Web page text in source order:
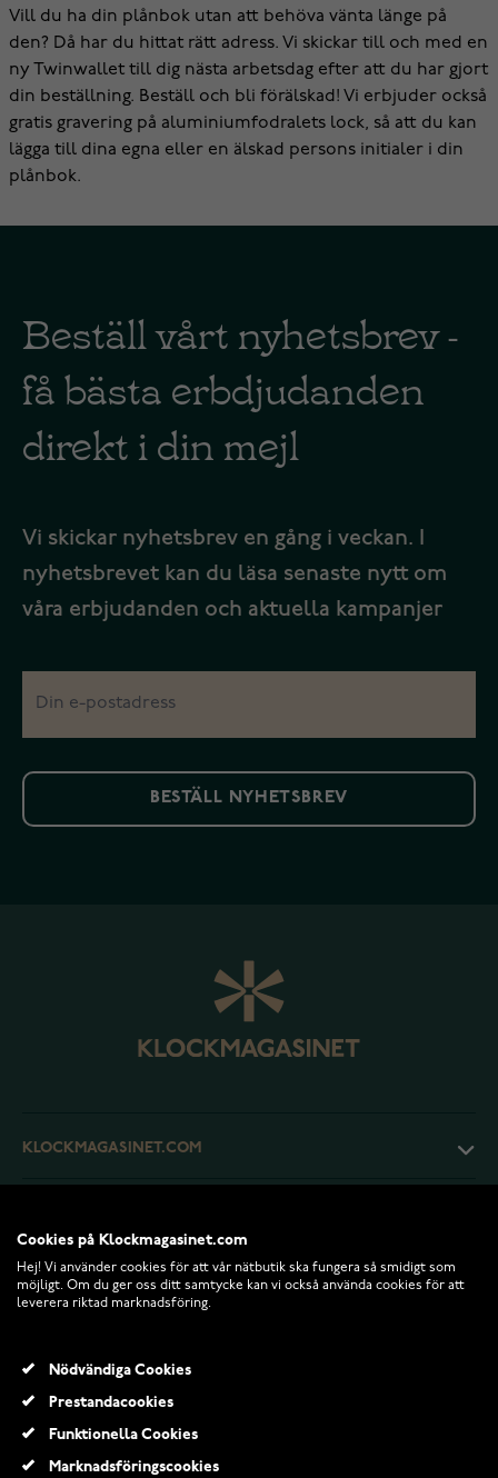
Vill du ha din plånbok utan att behöva vänta länge på
den? Då har du hittat rätt adress. Vi skickar till och med en
ny Twinwallet till dig nästa arbetsdag efter att du har gjort
din beställning. Beställ och bli förälskad! Vi erbjuder också
gratis gravering på aluminiumfodralets lock, så att du kan
lägga till dina egna eller en älskad persons initialer i din
plånbok.
Beställ vårt nyhetsbrev -
få bästa erbdjudanden
direkt i din mejl
Vi skickar nyhetsbrev en gång i veckan. I
nyhetsbrevet kan du läsa senaste nytt om
våra erbjudanden och aktuella kampanjer
BESTÄLL NYHETSBREV
KLOCKMAGASINET.COM
RETURER OCH VILLKOR
Cookies på Klockmagasinet.com
Hej! Vi använder cookies för att vår nätbutik ska fungera så smidigt som
möjligt. Om du ger oss ditt samtycke kan vi också använda cookies för att
leverera riktad marknadsföring.
Nödvändiga Cookies
Prestandacookies
Funktionella Cookies
Marknadsföringscookies